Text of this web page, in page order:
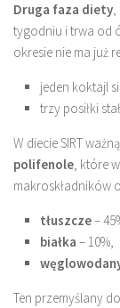
Druga faza diety,
tygodniu i trwa od
okresie nie ma już
jeden koktajl
trzy posiłki
W diecie SIRT
polifenole, które
makroskładników
tłuszcze–
białka – 10%,
Ten przemyślany